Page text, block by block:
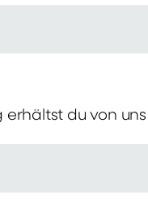
erhältst du von